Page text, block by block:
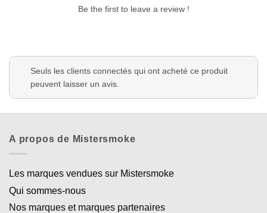
Be the first to leave a review !
Seuls les clients connectés qui ont acheté ce produit
peuvent laisser un avis.
A propos de Mistersmoke
Les marques vendues sur Mistersmoke
Qui sommes-nous
Nos marques et marques partenaires